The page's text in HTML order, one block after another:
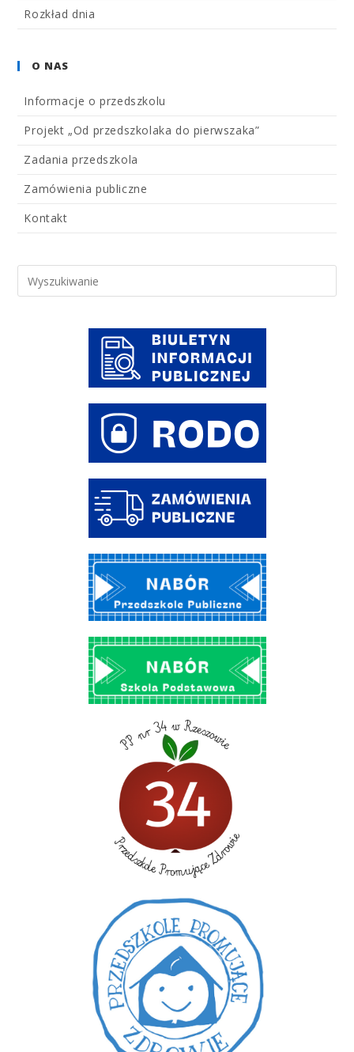
Rozkład dnia
O NAS
Informacje o przedszkolu
Projekt „Od przedszkolaka do pierwszaka”
Zadania przedszkola
Zamówienia publiczne
Kontakt